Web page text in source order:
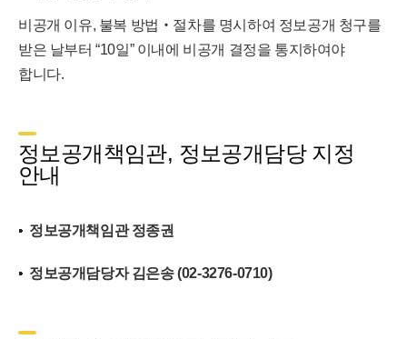
비공개 이유, 불복 방법‧절차를 명시하여 정보공개 청구를
받은 날부터 “10일” 이내에 비공개 결정을 통지하여야
합니다.
정보공개책임관, 정보공개담당 지정
안내
정보공개책임관 정종권
정보공개담당자 김은송 (02-3276-0710)